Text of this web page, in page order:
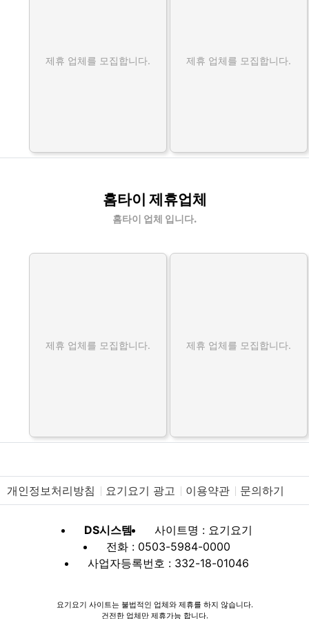
제휴 업체를 모집합니다. 제휴 업체를 모집합니다.
홈타이 제휴업체
홈타이 업체 입니다.
제휴 업체를 모집합니다. 제휴 업체를 모집합니다.
개인정보처리방침 요기요기 광고 이용약관 문의하기
DS시스템
사이트명 : 요기요기
전화 : 0503-5984-0000
사업자등록번호 : 332-18-01046
요기요기 사이트는 불법적인 업체와 제휴를 하지 않습니다.
건전한 업체만 제휴가능 합니다.